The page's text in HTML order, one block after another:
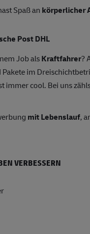
Spaß an körperlicher
Post DHL
Job alsKraftfahrer?
im
immer cool. Bei uns
mit Lebenslauf,
VERBESSERN